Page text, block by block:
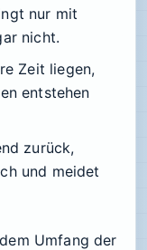
nur mit
nicht.
Zeit liegen,
entstehen
zurück,
und meidet
Umfang der